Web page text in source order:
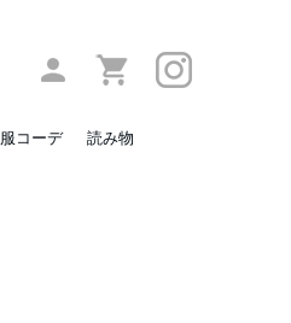
コーデ 読み物